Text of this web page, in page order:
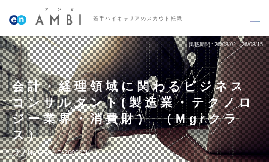
若手ハイキャリアのスカウト転職
掲載期間 26/08/02～26/08/15
会計・経理領域に関わるビジネス
コンサルタント(製造業・テクノロ
ジー業界・消費財） （Mgrクラ
ス）
求人No.GRAND-260603KN